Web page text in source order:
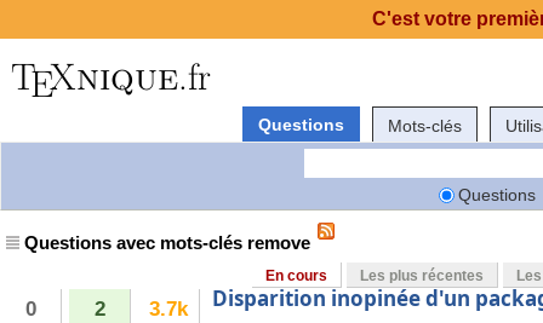
Questions Mots-clés
Questions
Questions avec mots-clés remove
En cours Les plus récentes
0 2 3.7k Disparition inopinée d'un
C'est votre